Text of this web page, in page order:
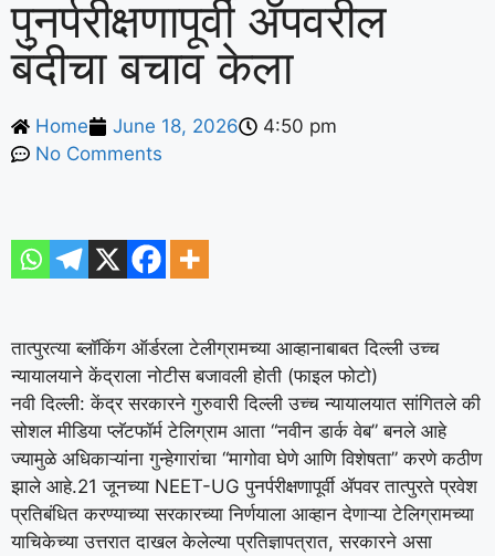
पुनर्परीक्षणापूर्वी ॲपवरील
बंदीचा बचाव केला
Home June 18, 2026
4:50 pm
No Comments
तात्पुरत्या ब्लॉकिंग ऑर्डरला टेलीग्रामच्या आव्हानाबाबत दिल्ली उच्च
न्यायालयाने केंद्राला नोटीस बजावली होती (फाइल फोटो)
नवी दिल्ली: केंद्र सरकारने गुरुवारी दिल्ली उच्च न्यायालयात सांगितले की
सोशल मीडिया प्लॅटफॉर्म टेलिग्राम आता “नवीन डार्क वेब” बनले आहे
ज्यामुळे अधिकाऱ्यांना गुन्हेगारांचा “मागोवा घेणे आणि विशेषता” करणे कठीण
झाले आहे.21 जूनच्या NEET-UG पुनर्परीक्षणापूर्वी ॲपवर तात्पुरते प्रवेश
प्रतिबंधित करण्याच्या सरकारच्या निर्णयाला आव्हान देणाऱ्या टेलिग्रामच्या
याचिकेच्या उत्तरात दाखल केलेल्या प्रतिज्ञापत्रात, सरकारने असा